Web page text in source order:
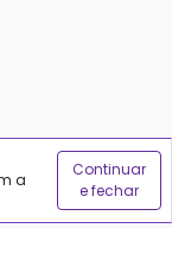
a
Continuar
e fechar